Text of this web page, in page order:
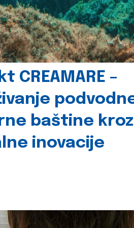
CREAMARE –
baštine kroz
inovacije